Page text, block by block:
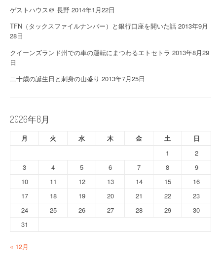
ゲストハウス＠ 長野 2014年1月22日
TFN（タックスファイルナンバー）と銀行口座を開いた話 2013年9月
28日
クイーンズランド州での車の運転にまつわるエトセトラ 2013年8月29
日
二十歳の誕生日と刺身の山盛り 2013年7月25日
2026年8月
月 火 水 木 金 土
日
1
2
3
4 5 6 7 8
9
10
11 12 13 14 15
16
17
18 19 20 21 22
23
24
25 26 27 28 29
30
31
« 12月